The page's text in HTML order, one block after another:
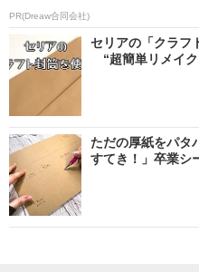
PR(Dreaw合同会社)
セリアの「クラフ
“超簡単リメイ
ただの厚紙をパ
すてき！」卒業シ